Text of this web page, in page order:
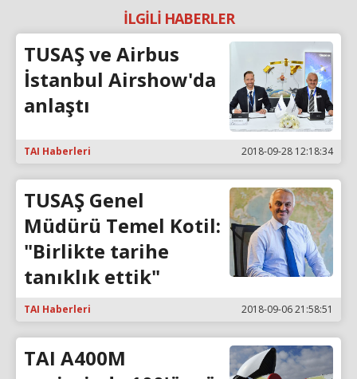
İLGİLİ HABERLER
TUSAŞ ve Airbus
İstanbul Airshow'da
anlaştı
TAI Haberleri 2018-09-28 12:18:34
TUSAŞ Genel
Müdürü Temel Kotil:
"Birlikte tarihe
tanıklık ettik"
TAI Haberleri 2018-09-06 21:58:51
TAI A400M